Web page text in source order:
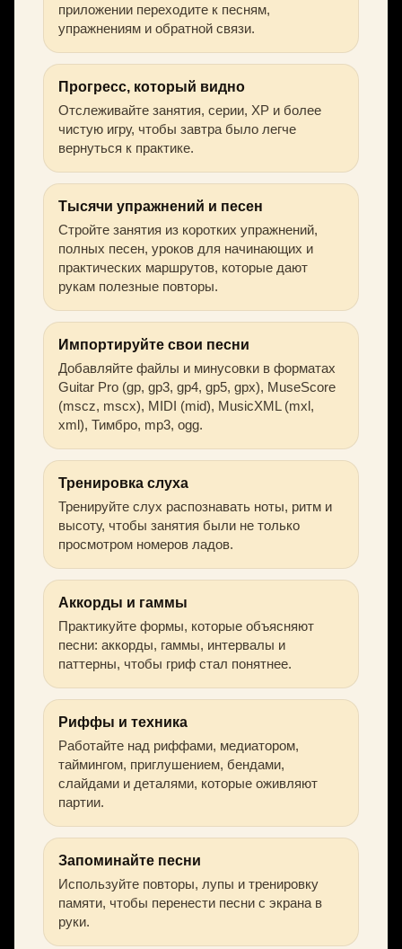
приложении переходите к песням,
упражнениям и обратной связи.
Прогресс, который видно
Отслеживайте занятия, серии, XP и более
чистую игру, чтобы завтра было легче
вернуться к практике.
Тысячи упражнений и песен
Стройте занятия из коротких упражнений,
полных песен, уроков для начинающих и
практических маршрутов, которые дают
рукам полезные повторы.
Импортируйте свои песни
Добавляйте файлы и минусовки в форматах
Guitar Pro (gp, gp3, gp4, gp5, gpx), MuseScore
(mscz, mscx), MIDI (mid), MusicXML (mxl,
xml), Тимбро, mp3, ogg.
Тренировка слуха
Тренируйте слух распознавать ноты, ритм и
высоту, чтобы занятия были не только
просмотром номеров ладов.
Аккорды и гаммы
Практикуйте формы, которые объясняют
песни: аккорды, гаммы, интервалы и
паттерны, чтобы гриф стал понятнее.
Риффы и техника
Работайте над риффами, медиатором,
таймингом, приглушением, бендами,
слайдами и деталями, которые оживляют
партии.
Запоминайте песни
Используйте повторы, лупы и тренировку
памяти, чтобы перенести песни с экрана в
руки.